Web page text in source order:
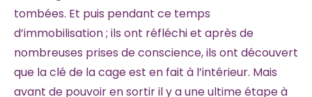
tombées. Et puis pendant ce temps
d’immobilisation ; ils ont réfléchi et après de
nombreuses prises de conscience, ils ont découvert
que la clé de la cage est en fait à l’intérieur. Mais
avant de pouvoir en sortir il y a une ultime étape à